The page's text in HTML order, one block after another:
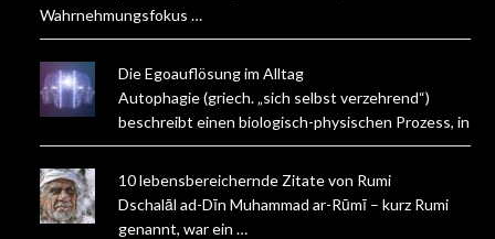
Wahrnehmungsfokus …
Die Egoauflösung im Alltag
Autophagie (griech. „sich selbst verzehrend“)
beschreibt einen biologisch-physischen Prozess, in …
10 lebensbereichernde Zitate von Rumi
Dschalāl ad-Dīn Muhammad ar-Rūmī – kurz Rumi
genannt, war ein …